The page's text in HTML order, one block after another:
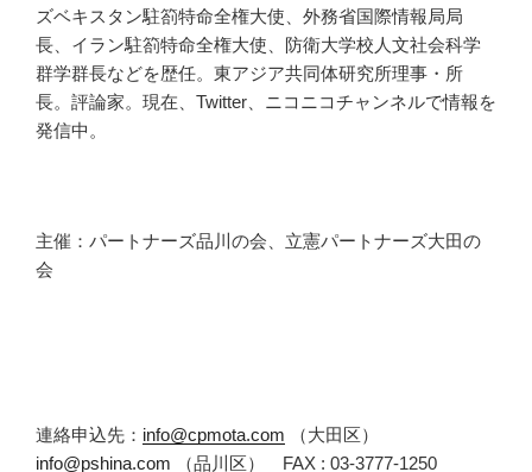
ズベキスタン駐箚特命全権大使、外務省国際情報局局
長、イラン駐箚特命全権大使、防衛大学校人文社会科学
群学群長などを歴任。東アジア共同体研究所理事・所
長。評論家。現在、Twitter、ニコニコチャンネルで情報を
発信中。
主催：パートナーズ品川の会、立憲パートナーズ大田の
会
連絡申込先： info@cpmota.com （大田区）
info@pshina.com （品川区） FAX : 03-3777-1250